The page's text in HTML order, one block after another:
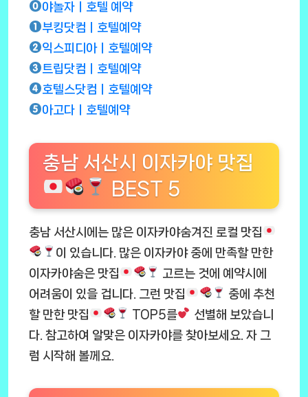
야놀자ㅣ호텔 예약
부킹닷컴ㅣ호텔예약
익스피디아ㅣ호텔예약
트립닷컴ㅣ호텔예약
호텔스닷컴ㅣ호텔예약
아고다ㅣ호텔예약
충남 서산시 이자카야 맛집
BEST 5
충남 서산시에는 많은 이자카야숨겨진 로컬 맛집
이 있습니다. 많은 이자카야 중에 만족할 만한
이자카야숨은 맛집
고르는 것에 예약시에
어려움이 있을 겁니다. 그런 맛집
중에 추천
할 만한 맛집
TOP5를
선별해 보았습니
다. 참고하여 알맞은 이자카야를 찾아보세요. 자 그
럼 시작해 볼께요.